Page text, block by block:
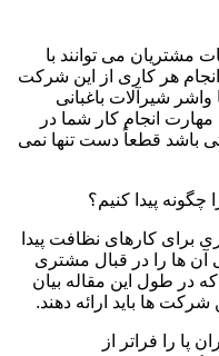
مشتریان می توانند با
هر کاری از این شرکت
شیرآلات باغبانی
انجام کار شما در
قطعاً دست تنها نمی
پیدا کنیم؟
برای کارهای نظافت پیدا
ها را در قبال مشتری
در طول این مقاله بیان
ها باید ارائه دهند.
را فراتر از